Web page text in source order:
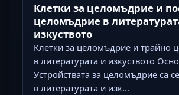
Клетки за целомъдрие и
целомъдрие в
изкуството
Клетки за целомъдрие и трайно
в литературата и изкуството
Устройствата за целомъдрие са
в литературата и изк...